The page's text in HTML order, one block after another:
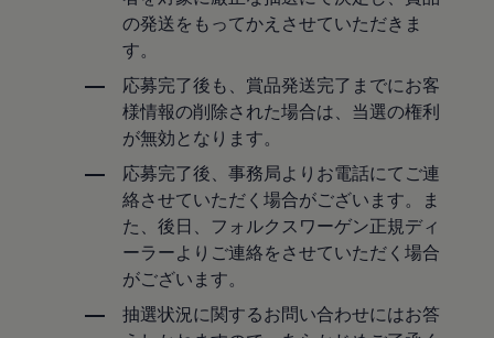
サービスと純正部品
フォルクスワーゲン純正部品のメリット
点検と車検
エンジンオイルおよびフルード類
ホイールとタイヤ
路上故障に関するサポート
フォルクスワーゲンサービス
アクセサリー
Lifestyle & goods
Car Navigation System
Drive Recorder
お客様情報
リサイクルへの取組み
警告灯とインジケーターランプ
特定整備情報
ユーザーガイド
の発送をもってかえさせていただきま
す。
応募完了後も、賞品発送完了までにお客
様情報の削除された場合は、当選の権利
が無効となります。
応募完了後、事務局よりお電話にてご連
絡させていただく場合がございます。ま
た、後日、フォルクスワーゲン正規ディ
ーラーよりご連絡をさせていただく場合
がございます。
抽選状況に関するお問い合わせにはお答